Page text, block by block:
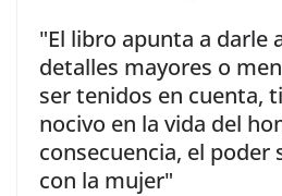
"El libro apunta a darle
detalles mayores o
ser tenidos en cuenta,
nocivo en la vida del
consecuencia, el poder
con la mujer"